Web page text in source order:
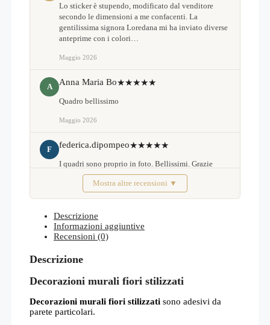
Lo sticker è stupendo, modificato dal venditore
secondo le dimensioni a me confacenti. La
gentilissima signora Loredana mi ha inviato diverse
anteprime con i colori…
Maggio 2026
A Anna Maria Bo★★★★★
Quadro bellissimo
Maggio 2026
F federica.dipompeo★★★★★
I quadri sono proprio in foto. Bellissimi. Grazie
Febbraio 2026Mostra altre recensioni ▼
Descrizione
Informazioni aggiuntive
Recensioni (0)
Descrizione
Decorazioni murali fiori stilizzati
Decorazioni murali fiori stilizzati sono adesivi da
parete particolari.